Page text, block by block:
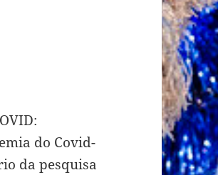
do Covid-
da pesquisa